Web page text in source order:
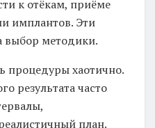
к отёкам, приёме
имплантов. Эти
выбор методики.
хаотично.
результата часто
план.